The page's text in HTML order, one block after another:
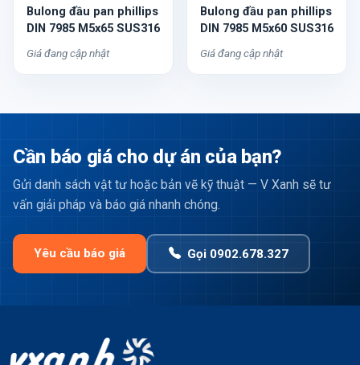
Bulong đầu pan phillips
DIN 7985 M5x65 SUS316
Giá đang cập nhật
Bulong đầu pan phillips
DIN 7985 M5x60 SUS316
Giá đang cập nhật
Cần báo giá cho dự án của bạn?
Gửi danh sách vật tư hoặc bản vẽ kỹ thuật — V Xanh sẽ tư
vấn giải pháp và báo giá nhanh chóng.
Yêu cầu báo giá Gọi 0902.678.327